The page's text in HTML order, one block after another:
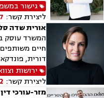
גישור
ליצירת קשר:
אורית שדה
המשרד עוסק
חיים
דורית,
ירושות
ליצירת קשר:
מזר-עורכי